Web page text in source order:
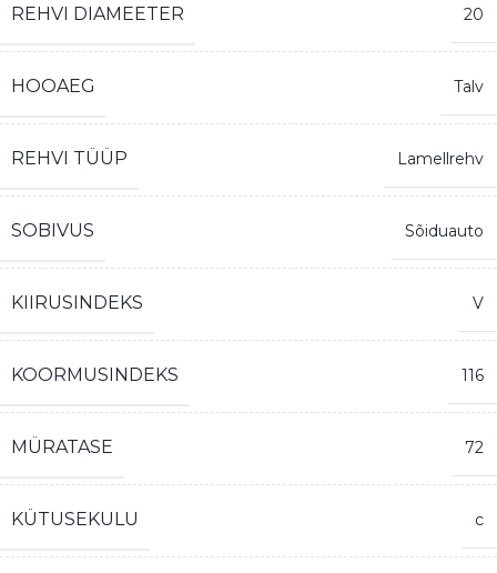
REHVI DIAMEETER 20
HOOAEG Talv
REHVI TÜÜP Lamellrehv
SOBIVUS Sõiduauto
KIIRUSINDEKS V
KOORMUSINDEKS 116
MÜRATASE 72
KÜTUSEKULU c